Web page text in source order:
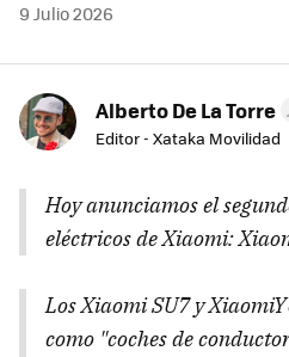
9 Julio 2026
Alberto De La Torre
Editor - Xataka Movilidad
Hoy anunciamos el
eléctricos de Xiaomi:
Los Xiaomi SU7 y
como "coches de